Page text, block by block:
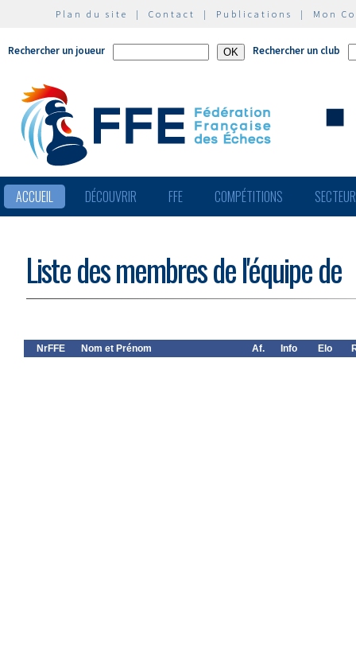
Plan du site | Contact | Publications | Mon
Rechercher un joueur Rechercher un club
ACCUEIL DÉCOUVRIR FFE COMPÉTITIONS
Liste des membres de l'équipe de
NrFFE Nom et Prénom Af. Info Elo